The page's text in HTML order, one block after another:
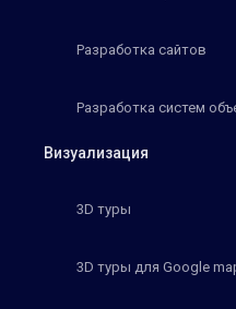
Разработка сайтов
Разработка систем
Визуализация
3D туры
3D туры для Google